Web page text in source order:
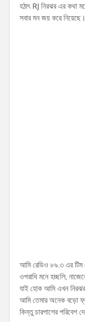
হঠাৎ RJ নিরঝর এর কথা
সবার মন জয় করে নিয়েছে।
আমি রেডিও ৮৯.৩ এর টিম
ওপরাধি মনে হচ্ছলি,
যাই হোক আমি এখন নিরঝর
আমি তেমার অনেক বড়ো
কিন্তু চারপাশের পরিবেশ